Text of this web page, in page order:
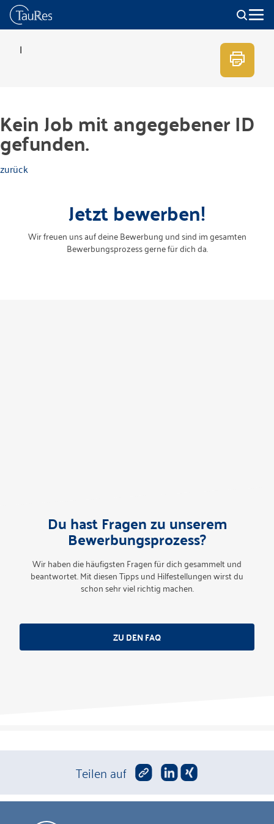
|
Kein Job mit angegebener ID
gefunden.
zurück
Jetzt bewerben!
Wir freuen uns auf deine Bewerbung und sind im gesamten
Bewerbungsprozess gerne für dich da.
Du hast Fragen zu unserem
Bewerbungsprozess?
Wir haben die häufigsten Fragen für dich gesammelt und
beantwortet. Mit diesen Tipps und Hilfestellungen wirst du
schon sehr viel richtig machen.
ZU DEN FAQ
Teilen auf